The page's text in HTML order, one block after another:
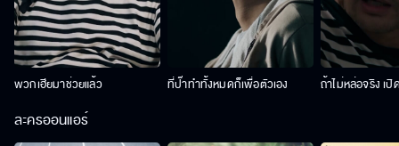
พวกเฮียมาช่วยแล้ว ที่ป๊าทำทั้งหมดก็เพื่อตัวเอง ถ้าไม่หล่อจริง เปิ
ละครออนแอร์